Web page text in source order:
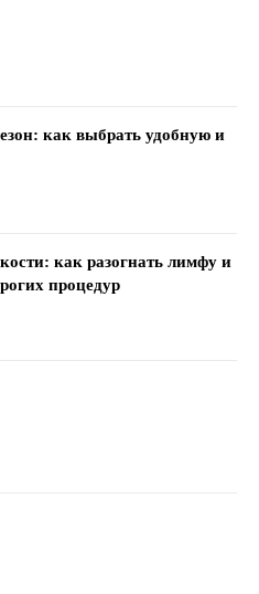
как выбрать удобную и
как разогнать лимфу и
процедур